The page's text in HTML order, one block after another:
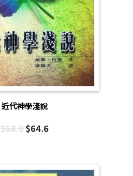
近代神學淺說
$68.0$64.6